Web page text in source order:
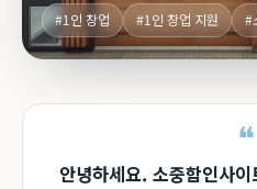
#1인 창업 #1인 창업 지원 #
안녕하세요. 소중함인사